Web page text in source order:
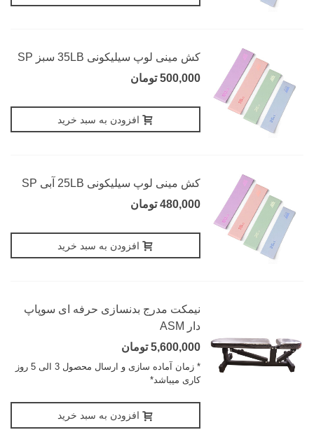
کش مینی لوپ سیلیکونی 35LB سبز SP
500,000 تومان
افزودن به سبد خرید
کش مینی لوپ سیلیکونی 25LB آبی SP
480,000 تومان
افزودن به سبد خرید
نیمکت مدرج بدنسازی حرفه ای سوپاپ
دار ASM
5,600,000 تومان
* زمان آماده سازی و ارسال محصول 3 الی 5 روز
کاری میباشد*
افزودن به سبد خرید